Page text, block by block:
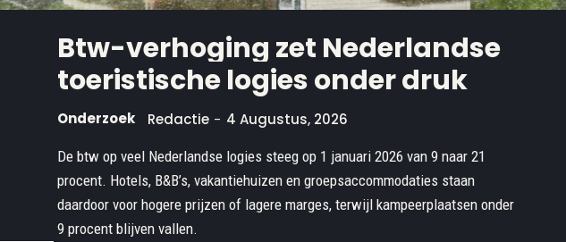
Btw-verhoging zet Nederlandse
toeristische logies onder druk
Onderzoek Redactie - 4 Augustus, 2026
De btw op veel Nederlandse logies steeg op 1 januari 2026 van 9 naar 21
procent. Hotels, B&B’s, vakantiehuizen en groepsaccommodaties staan
daardoor voor hogere prijzen of lagere marges, terwijl kampeerplaatsen onder
9 procent blijven vallen.